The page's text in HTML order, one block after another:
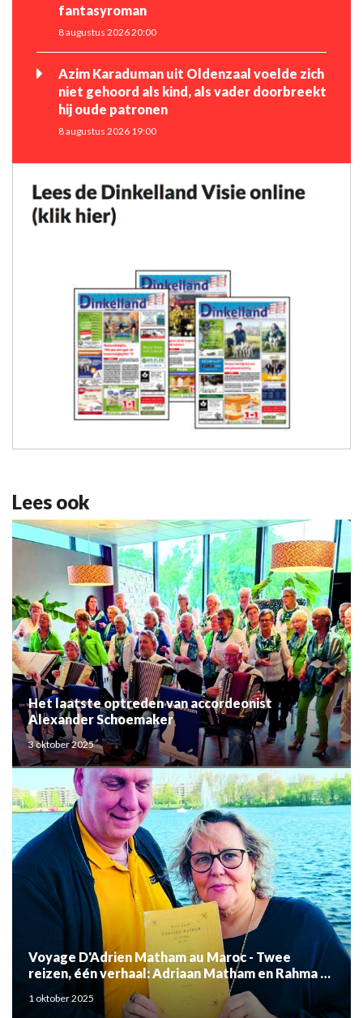
fantasyroman
8 augustus 2026 20:00
Azim Karaduman uit Oldenzaal voelde zich
niet gehoord als kind, als vader doorbreekt
hij oude patronen
8 augustus 2026 19:00
Lees ook
Het laatste optreden van accordeonist
Alexander Schoemaker
3 oktober 2025
Voyage D'Adrien Matham au Maroc - Twee
reizen, één verhaal: Adriaan Matham en Rahma el
Mouden
1 oktober 2025